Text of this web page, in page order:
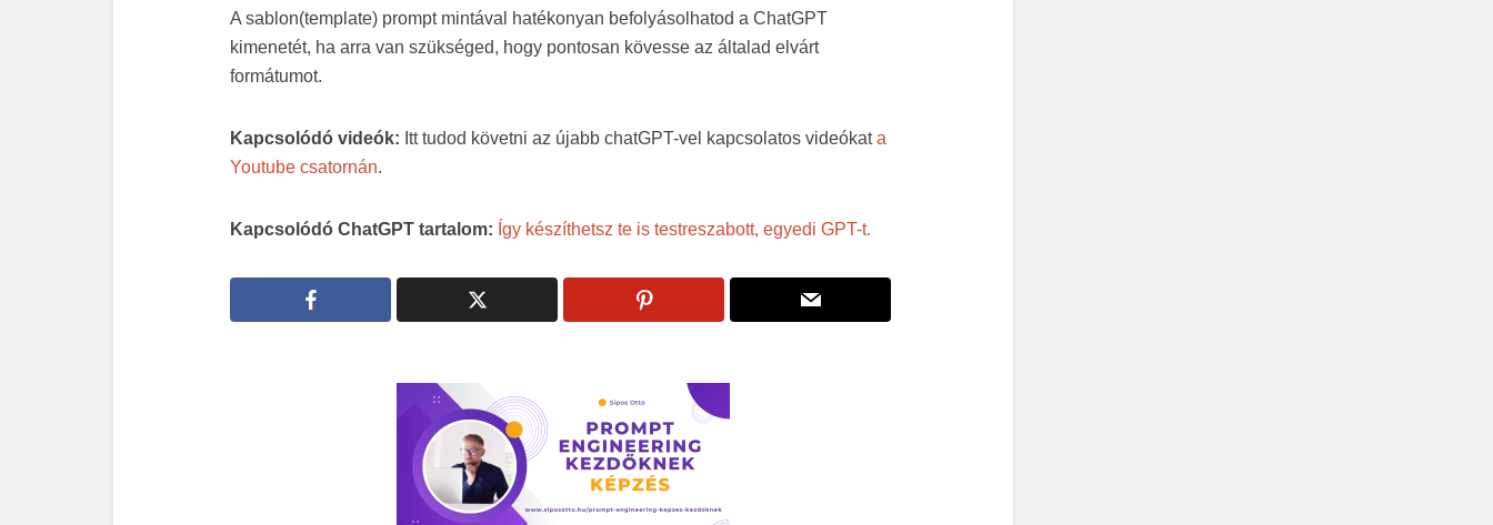
A sablon(template) prompt mintával hatékonyan befolyásolhatod a ChatGPT
kimenetét, ha arra van szükséged, hogy pontosan kövesse az általad elvárt
formátumot.
Kapcsolódó videók: Itt tudod követni az újabb chatGPT-vel kapcsolatos videókata
Youtube csatornán.
Kapcsolódó ChatGPT tartalom: Így készíthetsz te is testreszabott, egyedi GPT-t.